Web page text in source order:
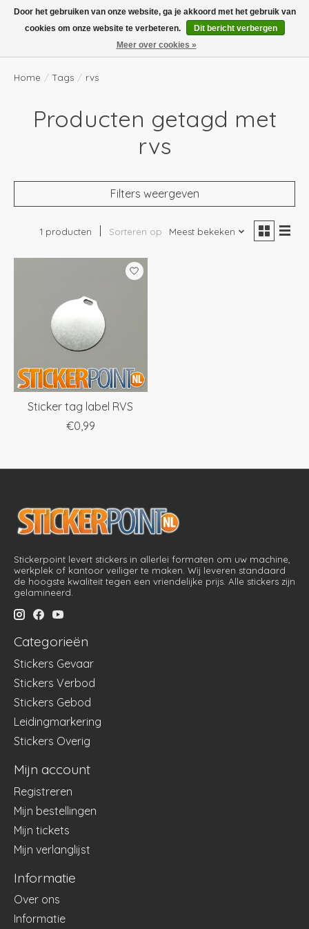
Boven de €100,- gratis verzending! Vóór 14.00 besteld, volgende dag in huis!
Verlanglijst
Home / Tags / rvs
Producten getagd met
rvs
Filters weergeven
1 producten Sorteren op Meest bekeken
Sticker tag label RVS
€0,99
Stickerpoint levert stickers in allerlei formaten om uw machine,
werkplek of kantoor veiliger te maken. Wij leveren standaard
de hoogste kwaliteit tegen een vriendelijke prijs. Alle stickers zijn
gelamineerd.
Categorieën
Stickers Gevaar
Stickers Verbod
Stickers Gebod
Leidingmarkering
Stickers Overig
Mijn account
Registreren
Mijn bestellingen
Mijn tickets
Mijn verlanglijst
Informatie
Over ons
Informatie
Door het gebruiken van onze website, ga je akkoord met het gebruik van
cookies om onze website te verbeteren.
Dit bericht verbergen
Meer over cookies »